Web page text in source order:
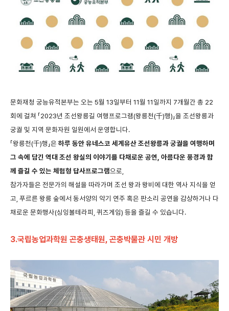
문화재청 궁능유적본부는 오는 5월 13일부터 11월 11일까지 7개월간 총 22
회에 걸쳐 「2023년 조선왕릉길 여행프로그램(왕릉천(千)행)」을 조선왕릉과
궁궐 및 지역 문화자원 일원에서 운영합니다.
「왕릉천(千)행」은 하루 동안유네스코 세계유산조선왕릉과궁궐을 여행하며
그 속에 담긴 역대 조선 왕실의 이야기를 다채로운 공연 아름다운 풍경과함
께 즐길 수 있는 체험형 답사프로그램으로
참가자들은 전문가의 해설을 따라가며 조선 왕과왕비에 대한 역사 지식을 얻
고 푸르른 왕릉 숲에서 동서양의 악기 연주 혹은 판소리 공연을 감상하거나 다
채로운 문화행사(싱잉볼테라피 퀴즈게임) 등을 즐길 수 있습니다.
3.국립농업과학원 곤충생태원, 곤충박물관 시민 개방